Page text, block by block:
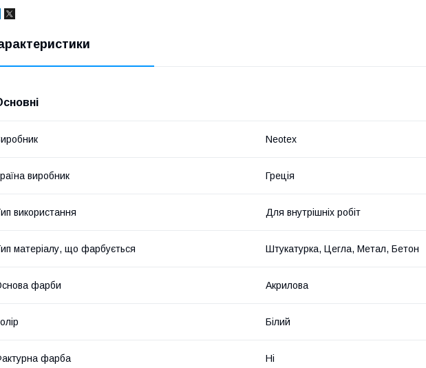
Neotex
виробник Греція
використання Для внутрішніх робіт
матеріалу, що фарбується Штукатурка, Цегла, Метал, Бетон
фарби Акрилова
Білий
фарба Ні